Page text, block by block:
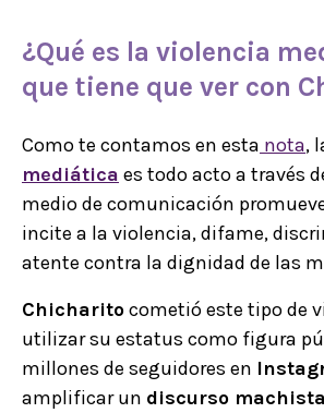
¿Qué es la violencia
que tiene que ver con
Como te contamos en esta nota,
mediática es todo acto a través
medio de comunicación
incite a la violencia, difame,
atente contra la dignidad de las
Chicharitocometió este tipo de
utilizar su estatus como figura
millones de seguidores en
amplificar un discurso machista